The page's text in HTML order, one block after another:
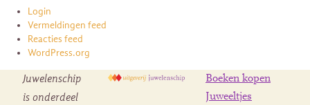
Login
Vermeldingen feed
Reacties feed
WordPress.org
Juwelenschip
is onderdeel
Boeken kopen
Juweeltjes